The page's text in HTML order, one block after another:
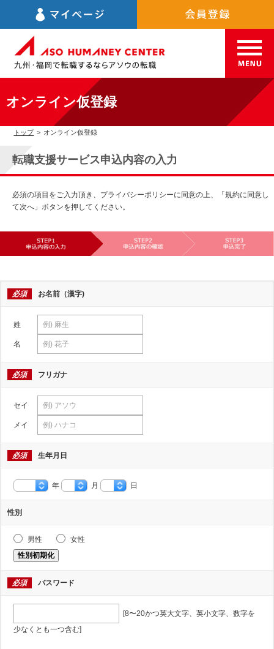
オンライン仮登録
トップ > オンライン仮登録
転職支援サービス申込内容の入力
必須の項目をご入力頂き、プライバシーポリシーに同意の上、「規約に同意し
て次へ」ボタンを押してください。
必須 お名前（漢字)
姓
名
必須 フリガナ
セイ
メイ
必須 生年月日
年 月 日
性別
男性
女性
性別初期化
必須 パスワード
[8〜20かつ英大文字、英小文字、数字を
少なくとも一つ含む]